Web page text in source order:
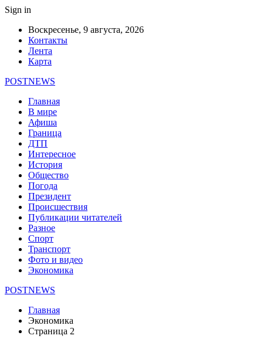
Sign in
Воскресенье, 9 августа, 2026
Контакты
Лента
Карта
POSTNEWS
Главная
В мире
Афиша
Граница
ДТП
Интересное
История
Общество
Погода
Президент
Происшествия
Публикации читателей
Разное
Спорт
Транспорт
Фото и видео
Экономика
POSTNEWS
Главная
Экономика
Страница 2